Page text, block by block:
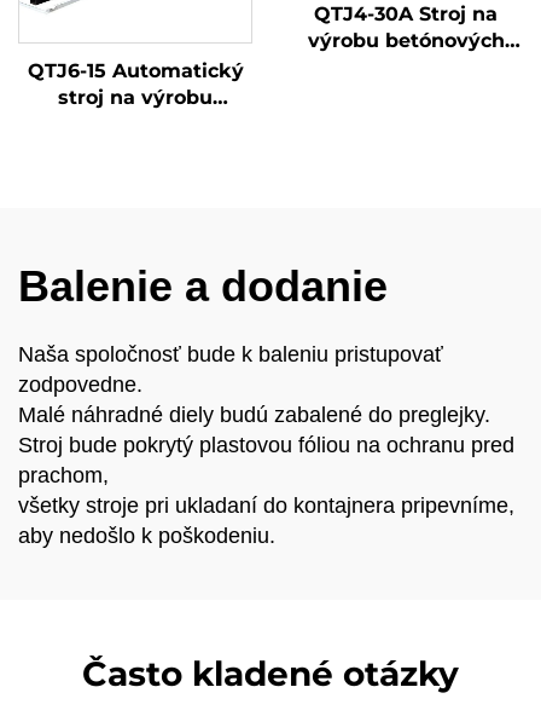
QTJ6-15 Automatický
stroj na výrobu
predaj
QTJ4-30A Stroj na
výrobu betónových
Balenie a dodanie
Naša spoločnosť bude k baleniu pristupovať
zodpovedne.
Malé náhradné diely budú zabalené do preglejky.
Stroj bude pokrytý plastovou fóliou na ochranu pred
prachom,
všetky stroje pri ukladaní do kontajnera pripevníme,
aby nedošlo k poškodeniu.
Často kladené otázky